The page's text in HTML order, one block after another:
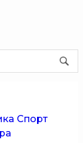
Спорт